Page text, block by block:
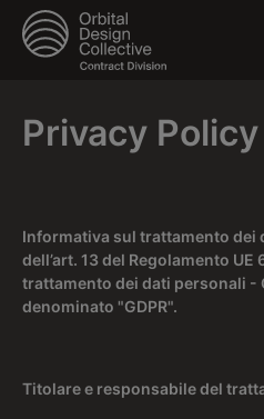
Privacy Policy
Informativa sul trattamento dei
dell’art. 13 del Regolamento
trattamento dei dati personali -
denominato "GDPR".
Titolare e responsabile del